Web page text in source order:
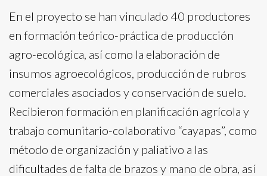
En el proyecto se han vinculado 40 productores
en formación teórico-práctica de producción
agro-ecológica, así como la elaboración de
insumos agroecológicos, producción de rubros
comerciales asociados y conservación de suelo.
Recibieron formación en planificación agrícola y
trabajo comunitario-colaborativo “cayapas”, como
método de organización y paliativo a las
dificultades de falta de brazos y mano de obra, así